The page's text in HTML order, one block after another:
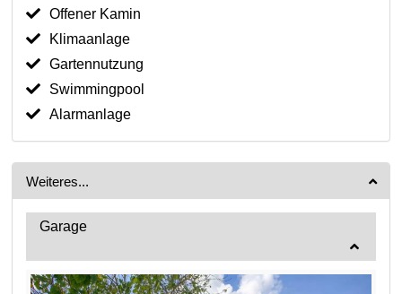
Offener Kamin
Klimaanlage
Gartennutzung
Swimmingpool
Alarmanlage
Weiteres...
Garage